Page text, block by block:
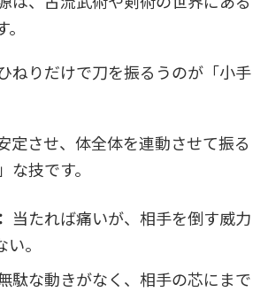
ねりだけで刀を振るうのが「小手
定させ、体全体を連動させて振る
な技です。
当たれば痛いが、相手を倒す威力
。
駄な動きがなく、相手の芯にまで